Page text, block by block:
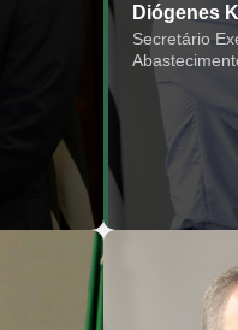
Diógenes
Secretário